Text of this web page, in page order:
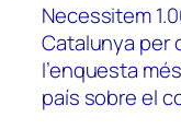
Necessitem
Catalunya per
l’enquesta
país sobre el